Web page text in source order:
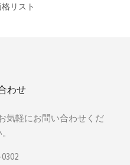
リスト
わせ
気軽にお問い合わせくだ